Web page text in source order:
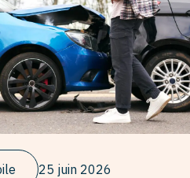
25 juin 2026